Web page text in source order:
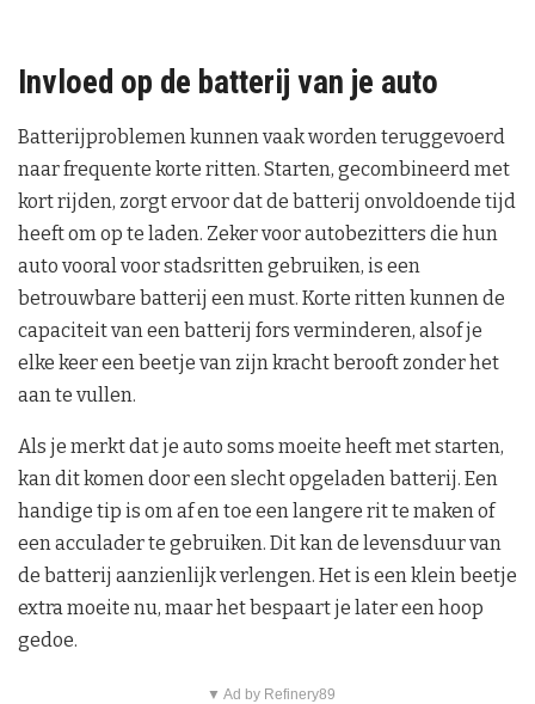
Invloed op de batterij van je auto
Batterijproblemen kunnen vaak worden teruggevoerd
naar frequente korte ritten. Starten, gecombineerd met
kort rijden, zorgt ervoor dat de batterij onvoldoende tijd
heeft om op te laden. Zeker voor autobezitters die hun
auto vooral voor stadsritten gebruiken, is een
betrouwbare batterij een must. Korte ritten kunnen de
capaciteit van een batterij fors verminderen, alsof je
elke keer een beetje van zijn kracht berooft zonder het
aan te vullen.
Als je merkt dat je auto soms moeite heeft met starten,
kan dit komen door een slecht opgeladen batterij. Een
handige tip is om af en toe een langere rit te maken of
een acculader te gebruiken. Dit kan de levensduur van
de batterij aanzienlijk verlengen. Het is een klein beetje
extra moeite nu, maar het bespaart je later een hoop
gedoe.
▼ Ad by Refinery89